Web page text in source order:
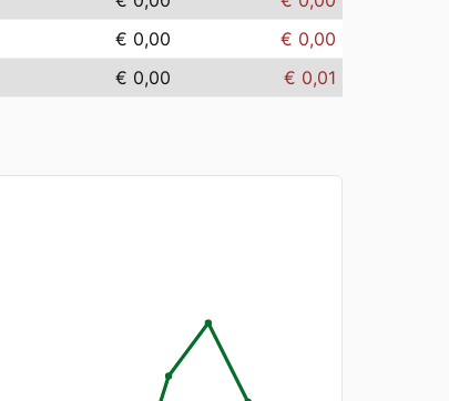
€ 0,00
€ 0,00
€ 0,00 € 0,01